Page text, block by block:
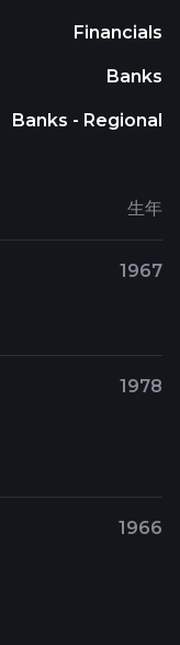
Financials
Banks
Banks - Regional
生年
1967
1978
1966